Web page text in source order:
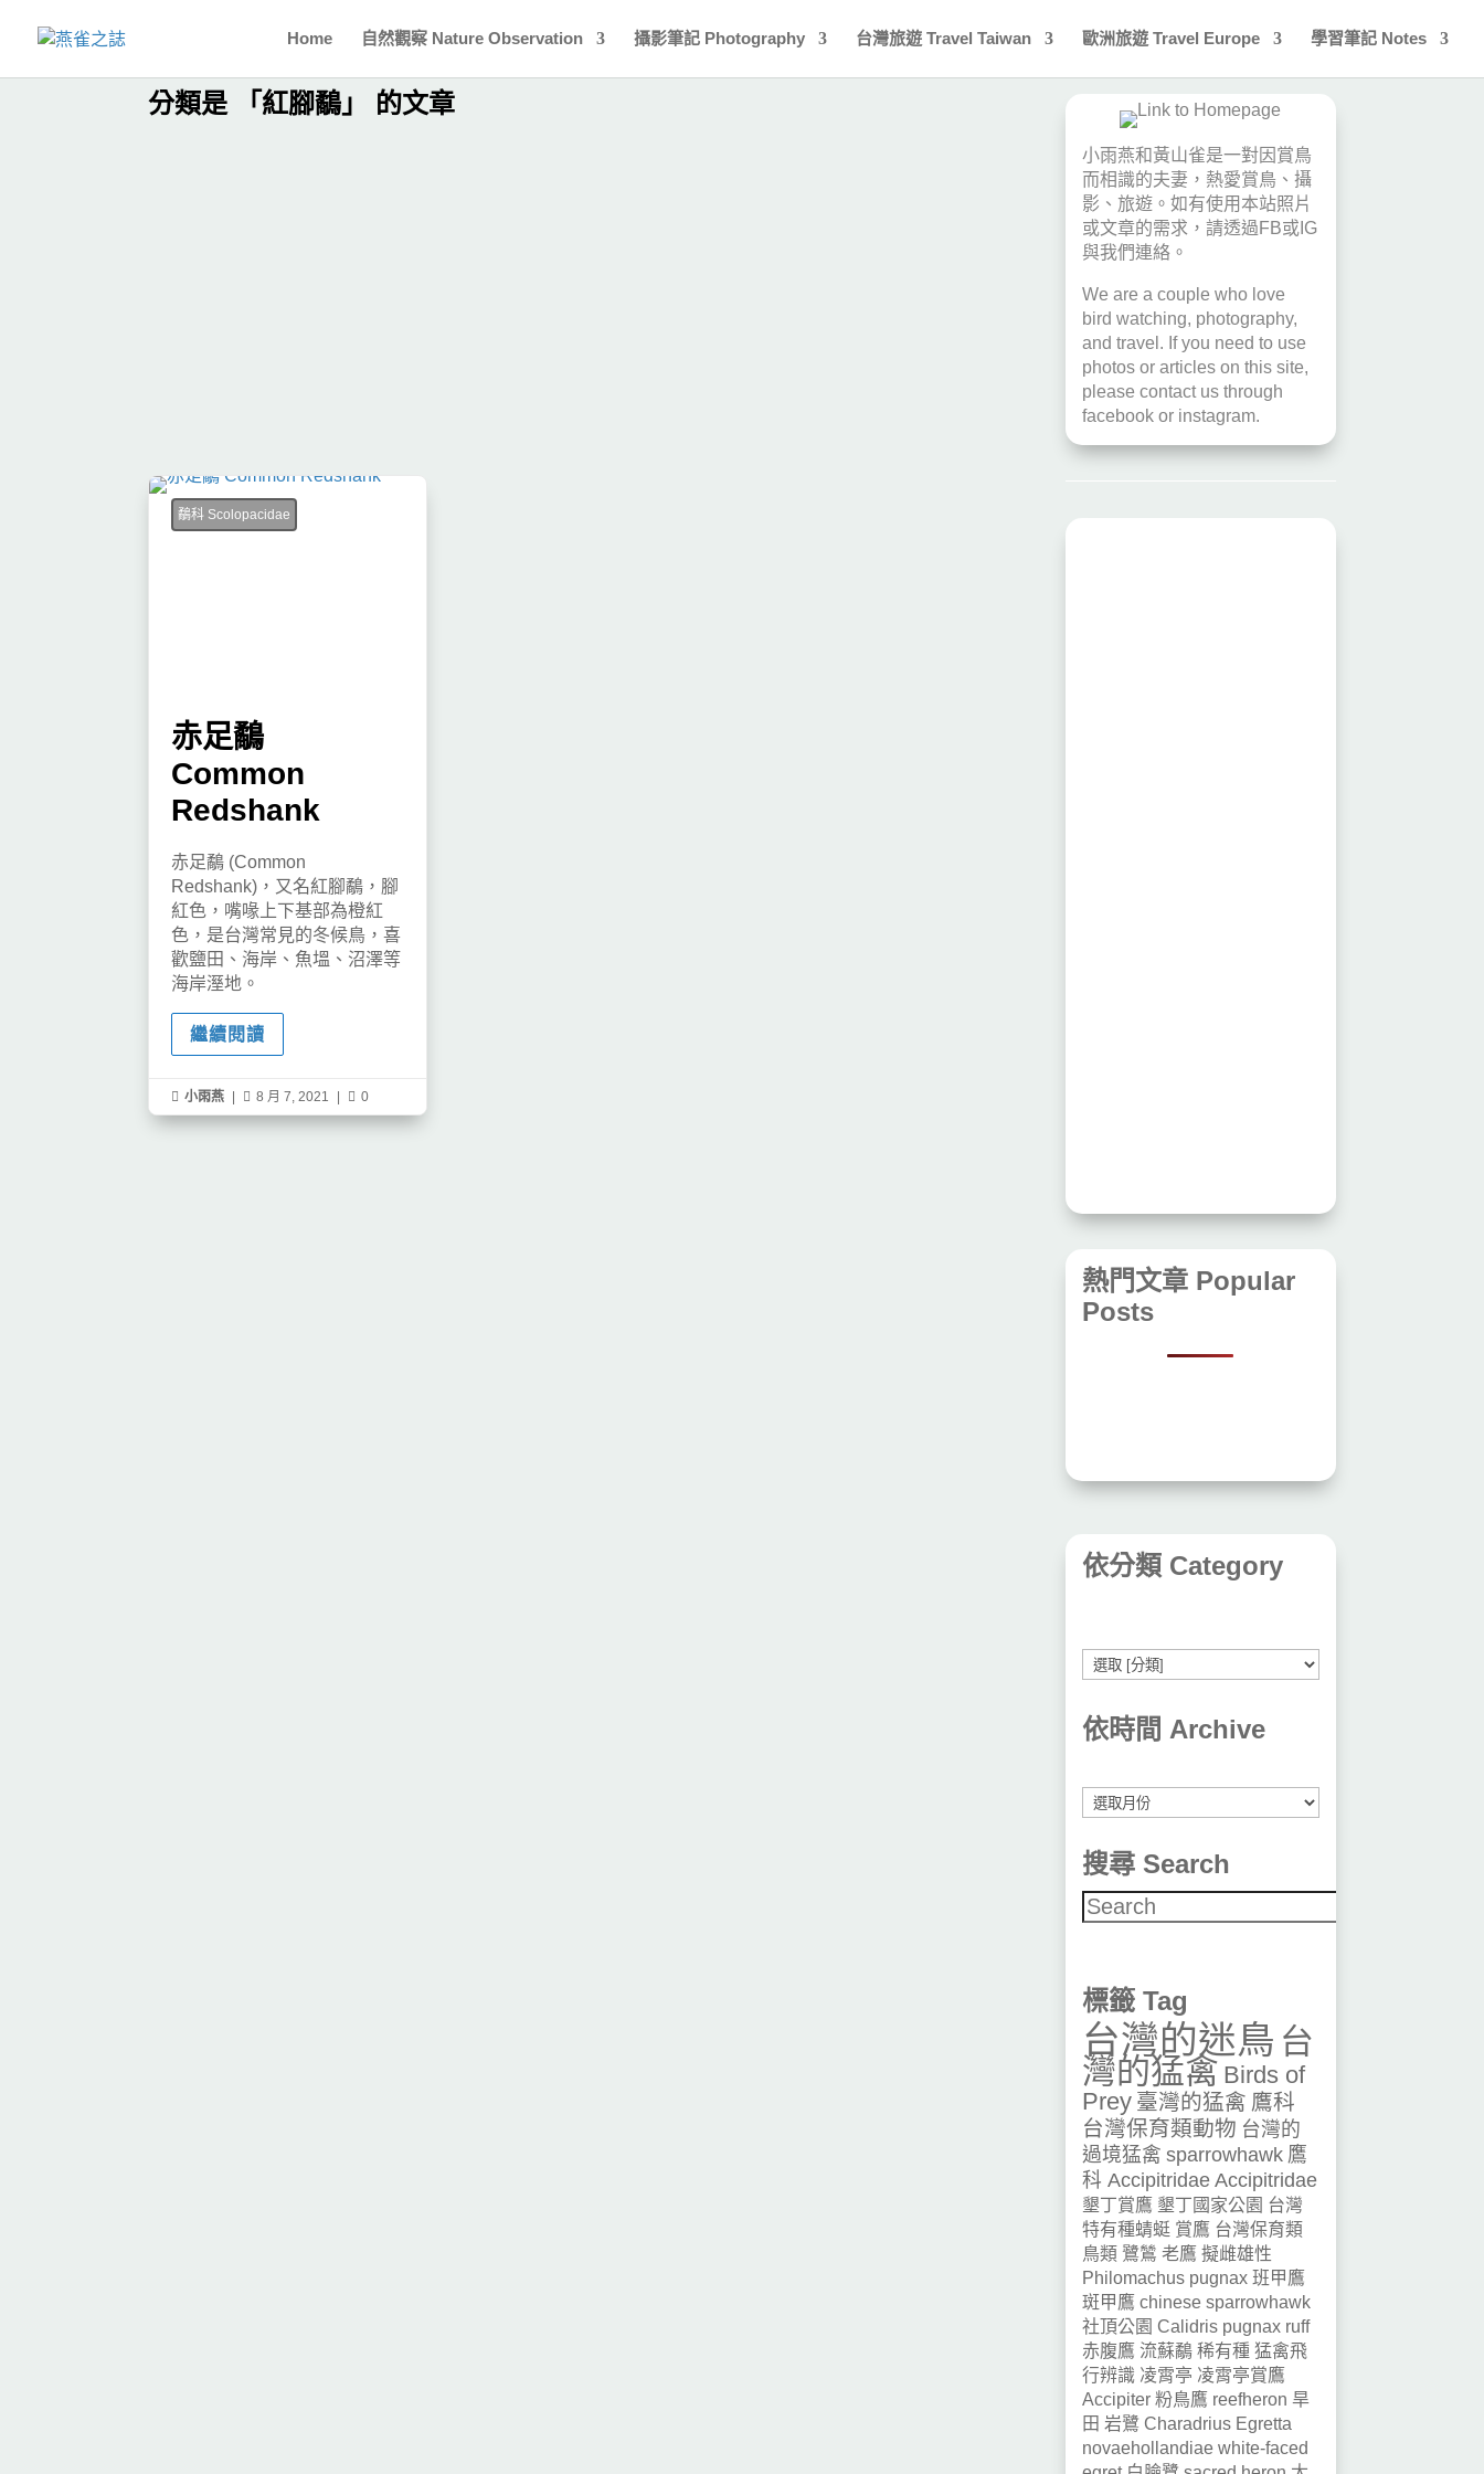
Home 自然觀察 Nature Observation 攝影筆記 Photography 台灣旅遊 Travel Taiwan 歐洲旅遊 Travel Europe 學習筆記 Notes
分類是 「紅腳鷸」 的文章
鷸科 Scolopacidae
赤足鷸
Common
Redshank
赤足鷸 (Common
Redshank)，又名紅腳鷸，腳
紅色，嘴喙上下基部為橙紅
色，是台灣常見的冬候鳥，喜
歡鹽田、海岸、魚塭、沼澤等
海岸溼地。
繼續閱讀
 小雨燕 |  8 月 7, 2021 |  0
小雨燕和黃山雀是一對因賞鳥
而相識的夫妻，熱愛賞鳥、攝
影、旅遊。如有使用本站照片
或文章的需求，請透過 FB或IG
與我們連絡。
We are a couple who love
bird watching, photography,
and travel. If you need to use
photos or articles on this site,
please contact us through
facebookor instagram.
熱門文章 Popular
Posts
依分類 Category
依時間 Archive
彙
整
搜尋 Search
搜尋
標籤 Tag
台灣的迷鳥 台
灣的猛禽 Birds of
Prey 臺灣的猛禽 鷹科
台灣保育類動物 台灣的
過境猛禽 sparrowhawk 鷹
科 Accipitridae Accipitridae
墾丁賞鷹 墾丁國家公園 台灣
特有種蜻蜓 賞鷹 台灣保育類
鳥類 鷺鷥 老鷹 擬雌雄性
Philomachus pugnax 班甲鷹
斑甲鷹 chinese sparrowhawk
社頂公園 Calidris pugnax ruff
赤腹鷹 流蘇鷸 稀有種 猛禽飛
行辨識 凌霄亭 凌霄亭賞鷹
Accipiter 粉鳥鷹 reefheron 旱
田 岩鷺 Charadrius Egretta
novaehollandiae white-faced